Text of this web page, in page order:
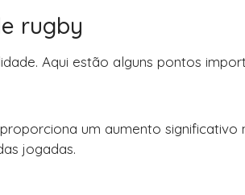
rugby
Aqui estão alguns pontos
um aumento significativo
jogadas.